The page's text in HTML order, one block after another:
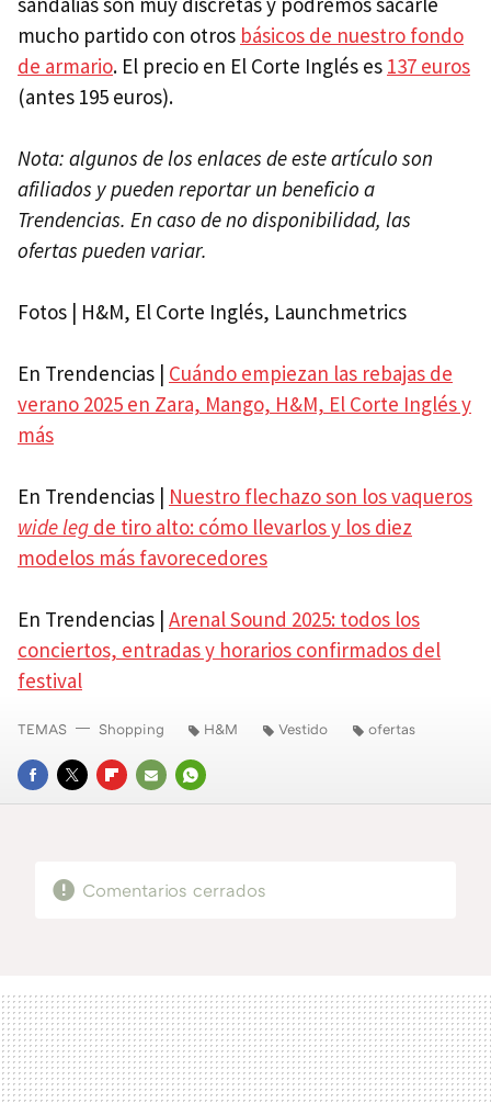
mucho partido con otros básicos de nuestro fondo
de armario. El precio en El Corte Inglés es 137 euros
(antes 195 euros).
Nota: algunos de los enlaces de este artículo son
afiliados y pueden reportar un beneficio a
Trendencias. En caso de no disponibilidad, las
ofertas pueden variar.
Fotos | H&M, El Corte Inglés, Launchmetrics
En Trendencias | Cuándo empiezan las rebajas de
verano 2025 en Zara, Mango, H&M, El Corte Inglés y
más
En Trendencias | Nuestro flechazo son los vaqueros
wide leg de tiro alto: cómo llevarlos y los diez
modelos más favorecedores
En Trendencias | Arenal Sound 2025: todos los
conciertos, entradas y horarios confirmados del
festival
FACEBOOK
TWITTERFLIPBOARD
E-
WHATSAPP
TEMAS Shopping H&M Vestido ofertas
Comentarios cerrados